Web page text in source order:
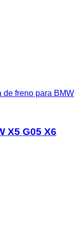
de freno para BMW
X5 G05 X6